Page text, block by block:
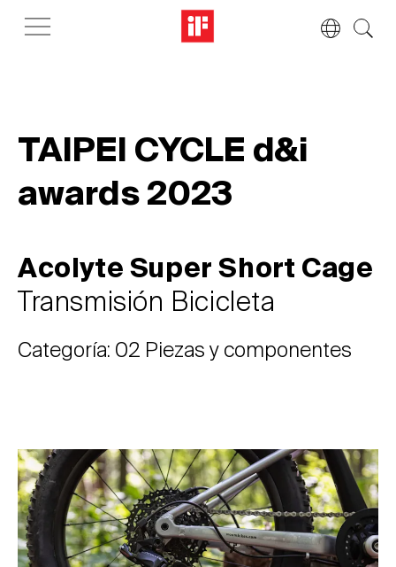
TAIPEI CYCLE d&i
awards 2023
Acolyte Super Short Cage
Transmisión Bicicleta
Categoría: 02 Piezas y componentes